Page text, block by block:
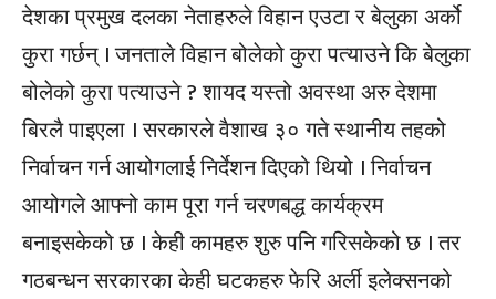
देशका प्रमुख दलका नेताहरुले विहान एउटा र बेलुका अर्को
कुरा गर्छन् । जनताले विहान बोलेको कुरा पत्याउने कि बेलुका
बोलेको कुरा पत्याउने ? शायद यस्तो अवस्था अरु देशमा
बिरलै पाइएला । सरकारले वैशाख ३० गते स्थानीय तहको
निर्वाचन गर्न आयोगलाई निर्देशन दिएको थियो । निर्वाचन
आयोगले आफ्नो काम पूरा गर्न चरणबद्ध कार्यक्रम
बनाइसकेको छ । केही कामहरु शुरु पनि गरिसकेको छ । तर
गठबन्धन सरकारका केही घटकहरु फेरि अर्ली इलेक्सनको